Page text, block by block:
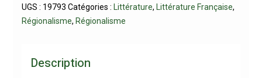
UGS : 19793 Catégories : Littérature, Littérature Française,
Régionalisme, Régionalisme
Description